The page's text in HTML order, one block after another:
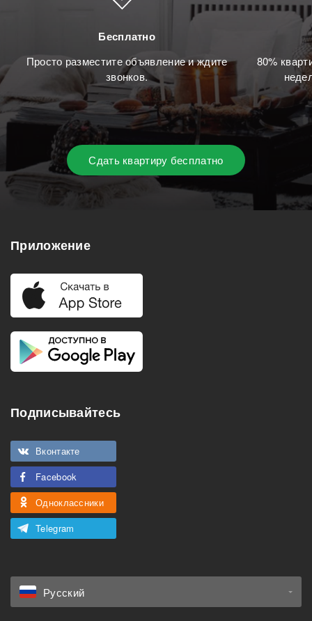
Бесплатно
Просто разместите объявление и ждите
звонков.
80%
Сдать квартиру бесплатно
Приложение
Подписывайтесь
Вконтакте
Facebook
Одноклассники
Telegram
Русский